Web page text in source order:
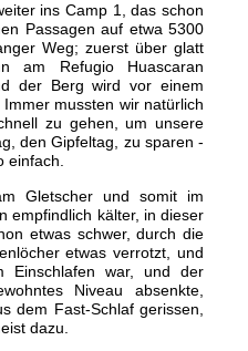
ins Camp 1, das schon
Passagen auf etwa 5300
Weg; zuerst über glatt
am Refugio Huascaran
der Berg wird vor einem
mussten wir natürlich
zu gehen, um unsere
den Gipfeltag, zu sparen -
einfach.
Gletscher und somit im
empfindlich kälter, in dieser
etwas schwer, durch die
etwas verrotzt, und
Einschlafen war, und der
Niveau absenkte,
dem Fast-Schlaf gerissen,
dazu.